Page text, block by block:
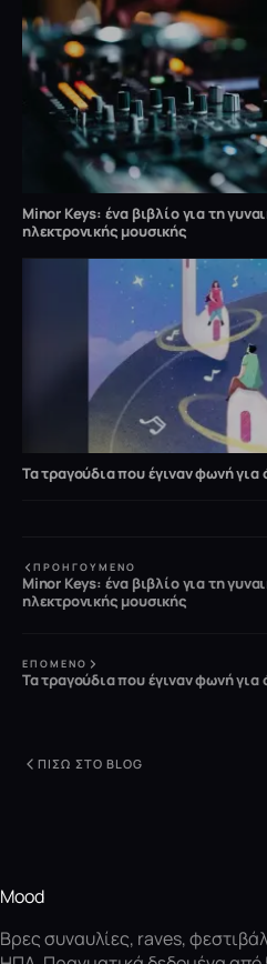
Minor Keys: ένα βιβλίο για τη
ηλεκτρονικής μουσικής
Τα τραγούδια που έγιναν φωνή για
ΠΡΟΗΓΟΎΜΕΝΟ
Minor Keys: ένα βιβλίο για τη
ηλεκτρονικής μουσικής
ΕΠΌΜΕΝΟ
Τα τραγούδια που έγιναν φωνή για
ΠΊΣΩ ΣΤΟ BLOG
Mood
Βρες συναυλίες, raves,